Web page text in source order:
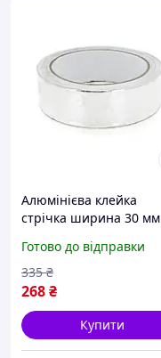
Алюмінієва клейка
стрічка ширина 30 мм
монтажу вентиляції та
відбиття тепла
Готово до відправки
268₴
335 ₴
Купити